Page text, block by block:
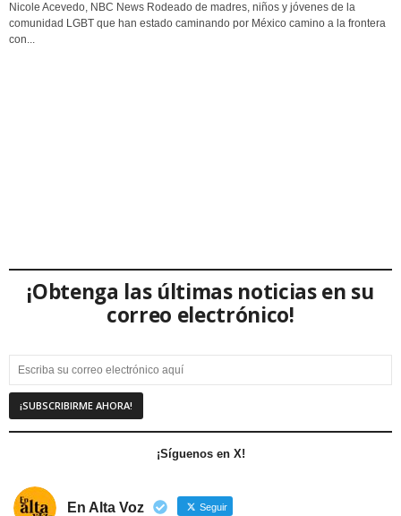
Nicole Acevedo, NBC News Rodeado de madres, niños y jóvenes de la
comunidad LGBT que han estado caminando por México camino a la frontera
con...
¡Obtenga las últimas noticias en su
correo electrónico!
¡Síguenos en X!
En Alta Voz Seguir